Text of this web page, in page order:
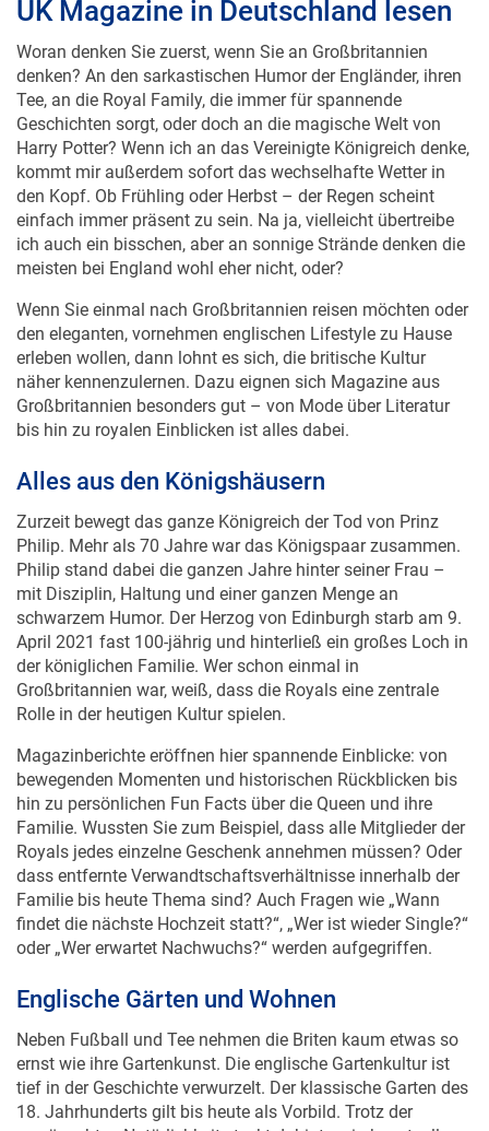
Woran denken Sie zuerst, wenn Sie an Großbritannien
denken? An den sarkastischen Humor der Engländer, ihren
Tee, an die Royal Family, die immer für spannende
Geschichten sorgt, oder doch an die magische Welt von
Harry Potter? Wenn ich an das Vereinigte Königreich denke,
kommt mir außerdem sofort das wechselhafte Wetter in
den Kopf. Ob Frühling oder Herbst – der Regen scheint
einfach immer präsent zu sein. Na ja, vielleicht übertreibe
ich auch ein bisschen, aber an sonnige Strände denken die
meisten bei England wohl eher nicht, oder?
den eleganten, vornehmen englischen Lifestyle zu Hause
erleben wollen, dann lohnt es sich, die britische Kultur
näher kennenzulernen. Dazu eignen sich Magazine aus
Großbritannien besonders gut – von Mode über Literatur
bis hin zu royalen Einblicken ist alles dabei.
Zurzeit bewegt das ganze Königreich der Tod von Prinz
Philip. Mehr als 70 Jahre war das Königspaar zusammen.
Philip stand dabei die ganzen Jahre hinter seiner Frau –
mit Disziplin, Haltung und einer ganzen Menge an
schwarzem Humor. Der Herzog von Edinburgh starb am 9.
April 2021 fast 100-jährig und hinterließ ein großes Loch in
der königlichen Familie. Wer schon einmal in
Großbritannien war, weiß, dass die Royals eine zentrale
Rolle in der heutigen Kultur spielen.
bewegenden Momenten und historischen Rückblicken bis
hin zu persönlichen Fun Facts über die Queen und ihre
Familie. Wussten Sie zum Beispiel, dass alle Mitglieder der
Royals jedes einzelne Geschenk annehmen müssen? Oder
dass entfernte Verwandtschaftsverhältnisse innerhalb der
Familie bis heute Thema sind? Auch Fragen wie „Wann
findet die nächste Hochzeit statt?“, „Wer ist wieder Single?“
oder „Wer erwartet Nachwuchs?“ werden aufgegriffen.
Neben Fußball und Tee nehmen die Briten kaum etwas so
ernst wie ihre Gartenkunst. Die englische Gartenkultur ist
tief in der Geschichte verwurzelt. Der klassische Garten des
18. Jahrhunderts gilt bis heute als Vorbild. Trotz der
gewünschten Natürlichkeit steckt dahinter ein kunstvoll